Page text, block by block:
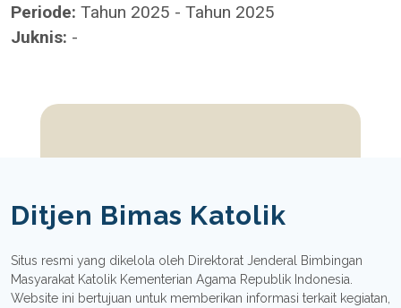
Periode: Tahun 2025 - Tahun 2025
Juknis: -
Ditjen Bimas Katolik
Situs resmi yang dikelola oleh Direktorat Jenderal Bimbingan
Masyarakat Katolik Kementerian Agama Republik Indonesia.
Website ini bertujuan untuk memberikan informasi terkait kegiatan,